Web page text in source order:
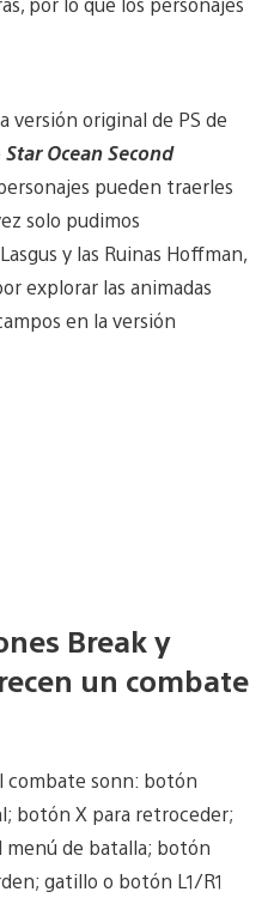
versión original de PS de
Star Ocean Second
pueden traerles
solo pudimos
y las Ruinas Hoffman,
explorar las animadas
en la versión
Break y
un combate
combate sonn: botón
botón X para retroceder;
de batalla; botón
gatillo o botón L1/R1